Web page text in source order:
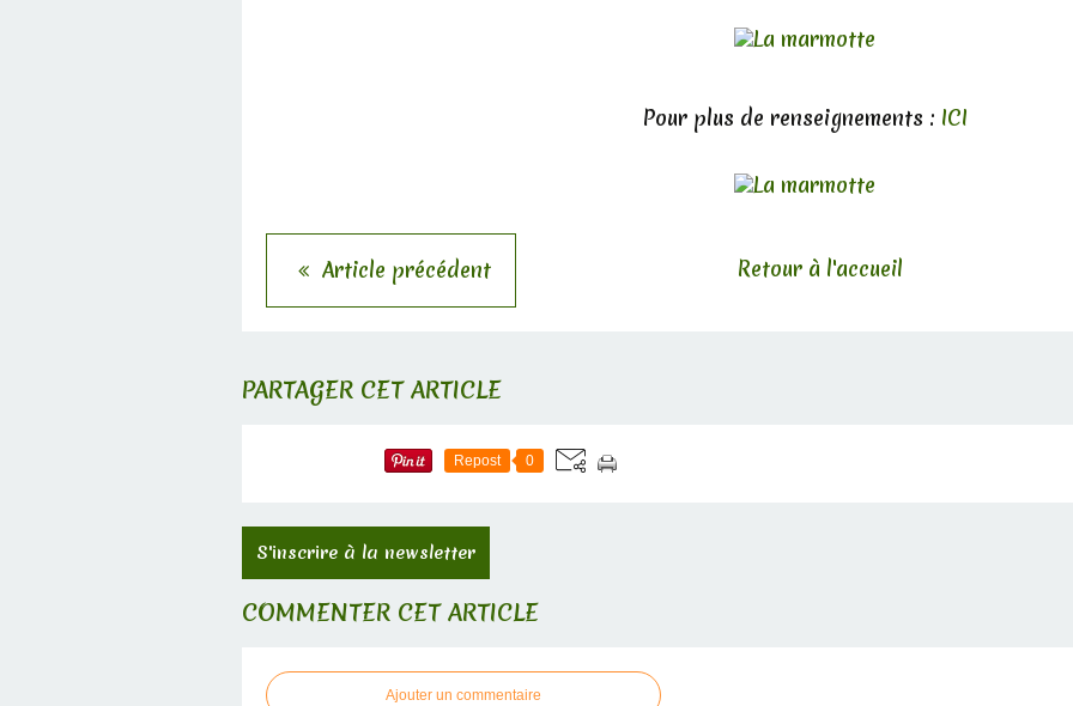
Pour plus de renseignements : ICI
Article précédent Retour à l'accueil
PARTAGER CET ARTICLE
Repost 0
S'inscrire à la newsletter
COMMENTER CET ARTICLE
Ajouter un commentaire